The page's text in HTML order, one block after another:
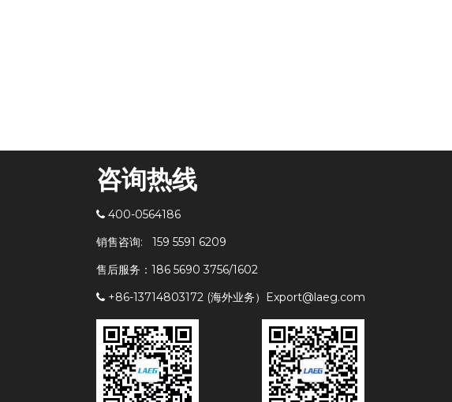
咨询热线
400-0564186
销售咨询: 159 5591 6209
售后服务：186 5690 3756/1602
+86-13714803172 (海外业务）Export@laeg.com